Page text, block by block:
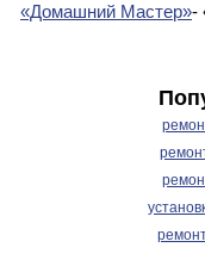
«Домашний Мастер»-